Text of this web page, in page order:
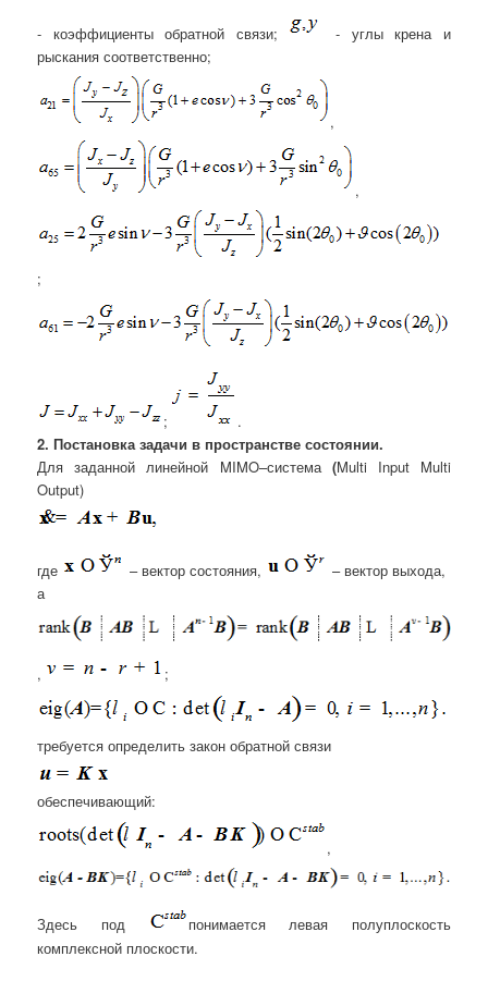
- коэффициенты обратной связи;
- углы крена и
рыскания соответственно;
,
,
;
;
.
2. Постановка задачи в пространстве состоянии.
Для заданной линейной MIMO–система(Multi Input Multi
Output)
где – вектор состояния,
– вектор выхода,
а
, ;
требуется определить закон обратной связи
обеспечивающий:
,
Здесь под
понимается левая полуплоскость
комплексной плоскости.